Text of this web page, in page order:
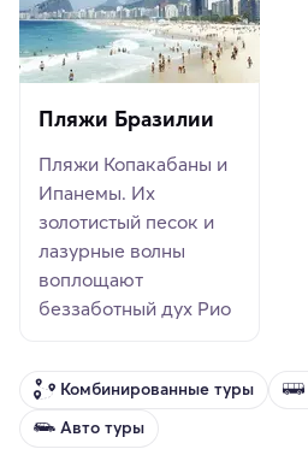
Пляжи Бразилии
Пляжи Копакабаны и
Ипанемы. Их
золотистый песок и
лазурные волны
воплощают
беззаботный дух Рио
Комбинированные туры
Авто туры